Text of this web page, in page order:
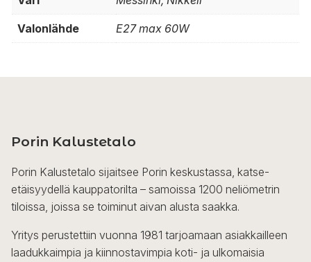
Valonlähde E27 max 60W
Porin Kalustetalo
Porin Kalustetalo sijaitsee Porin keskustassa, katse-
etäisyydellä kauppatorilta – samoissa 1200 neliömetrin
tiloissa, joissa se toiminut aivan alusta saakka.
Yritys perustettiin vuonna 1981 tarjoamaan asiakkailleen
laadukkaimpia ja kiinnostavimpia koti- ja ulkomaisia